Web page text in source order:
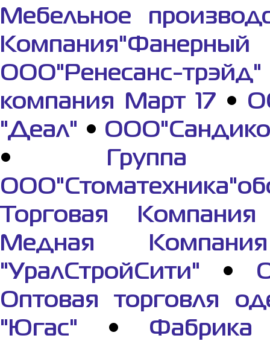
Мебельное
ООО"Ренесанс-трэйд"
компания Март 17 •
"Деал" •
•
Группа
Торговая Компания
Медная Компания
"УралСтройСити" •
Оптовая торговля
"Югас" •